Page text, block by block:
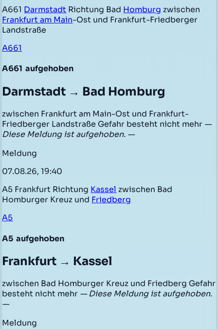
A661 Darmstadt Richtung Bad Homburg zwischen
Frankfurt am Main-Ost und Frankfurt-Friedberger
Landstraße
A661
A661 aufgehoben
Darmstadt → Bad Homburg
zwischen Frankfurt am Main-Ost und Frankfurt-
Friedberger Landstraße Gefahr besteht nicht mehr —
Diese Meldung ist aufgehoben. —
Meldung
07.08.26, 19:40
A5 Frankfurt Richtung Kassel zwischen Bad
Homburger Kreuz und Friedberg
A5
A5 aufgehoben
Frankfurt → Kassel
zwischen Bad Homburger Kreuz und Friedberg Gefahr
besteht nicht mehr — Diese Meldung ist aufgehoben.
—
Meldung